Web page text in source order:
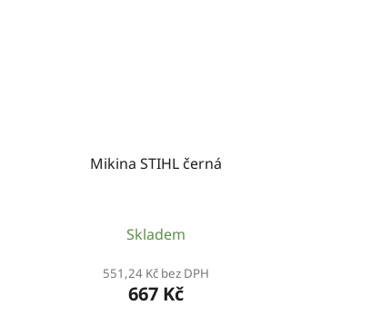
Mikina STIHL černá
Skladem
551,24 Kč bez DPH
667 Kč